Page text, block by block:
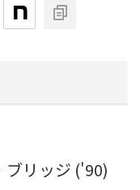
リッジ ('90)